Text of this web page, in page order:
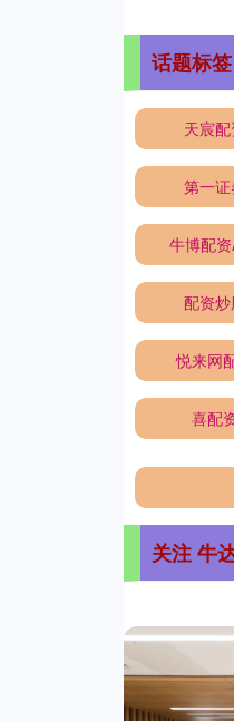
话题标签
天宸
第一
牛博配
配资
悦来网
喜配
关注 牛